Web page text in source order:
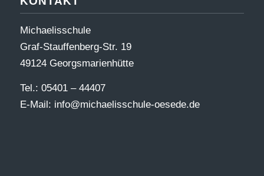
Michaelisschule
Graf-Stauffenberg-Str. 19
49124 Georgsmarienhütte
Tel.: 05401 – 44407
E-Mail: info@michaelisschule-oesede.de